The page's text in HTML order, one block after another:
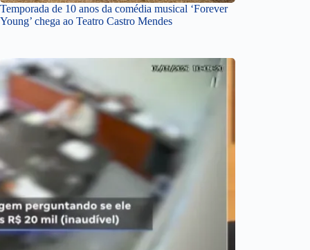
Temporada de 10 anos da comédia musical ‘Forever
Young’ chega ao Teatro Castro Mendes